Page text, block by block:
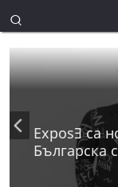
ExposƎ са
Българска